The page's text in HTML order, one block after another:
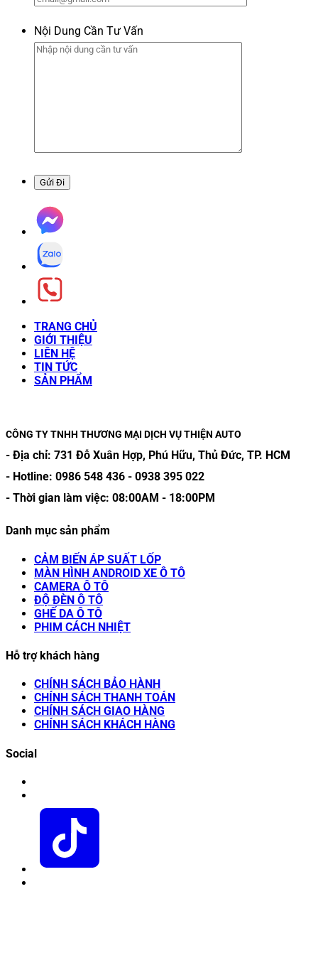
Nội Dung Cần Tư Vấn
TRANG CHỦ
GIỚI THIỆU
LIÊN HỆ
TIN TỨC
SẢN PHẨM
CÔNG TY TNHH THƯƠNG MẠI DỊCH VỤ THIỆN AUTO
- Địa chỉ: 731 Đỗ Xuân Hợp, Phú Hữu, Thủ Đức, TP. HCM
- Hotline: 0986 548 436 - 0938 395 022
- Thời gian làm việc: 08:00AM - 18:00PM
Danh mục sản phẩm
CẢM BIẾN ÁP SUẤT LỐP
MÀN HÌNH ANDROID XE Ô TÔ
CAMERA Ô TÔ
ĐỘ ĐÈN Ô TÔ
GHẾ DA Ô TÔ
PHIM CÁCH NHIỆT
Hỗ trợ khách hàng
CHÍNH SÁCH BẢO HÀNH
CHÍNH SÁCH THANH TOÁN
CHÍNH SÁCH GIAO HÀNG
CHÍNH SÁCH KHÁCH HÀNG
Social